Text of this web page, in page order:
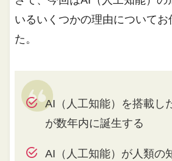
いるいくつかの理由についてお
た。
AI（人工知能）を搭載し
が数年内に誕生する
AI（人工知能）が人類の